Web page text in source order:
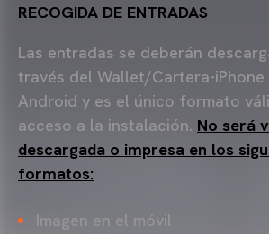
RECOGIDA DE ENTRADAS
Las entradas se deberán
través del Wallet/Cartera-iPhone
Android y es el único formato
acceso a la instalación. No será
descargada o impresa en los
formatos:
Imagen en el móvil